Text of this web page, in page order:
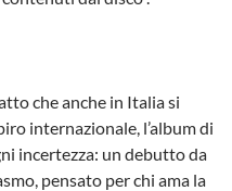
che anche in Italia si
internazionale, l’album di
incertezza: un debutto da
pensato per chi ama la